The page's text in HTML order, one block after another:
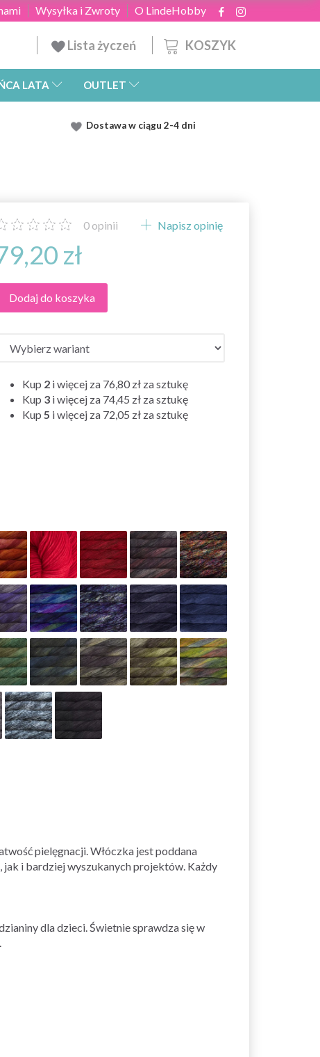
O LindeHobby
Wysyłka i Zwroty
KOSZYK
Lista życzeń
LATA OUTLET
Dostawaw ciągu 2-4 dni
0 opinii Napisz opinię
zł
Dodaj do koszyka
Kup 2 i więcej za 76,80 zł za sztukę
Kup 3 i więcej za 74,45 zł za sztukę
Kup5 i więcej za 72,05 zł za sztukę
pielęgnacji. Włóczka jest poddana
jak i bardziej wyszukanych projektów. Każdy
dla dzieci. Świetnie sprawdza się w